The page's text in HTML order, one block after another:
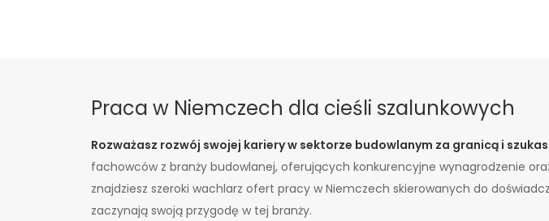
Praca w Niemczech dla cieśli szalunkowych
Rozważasz rozwój swojej kariery w sektorze budowlanym za granicą i
fachowców z branży budowlanej, oferujących konkurencyjne wynagrodzenie
znajdziesz szeroki wachlarz ofert pracy w Niemczech skierowanych do
zaczynają swoją przygodę w tej branży.